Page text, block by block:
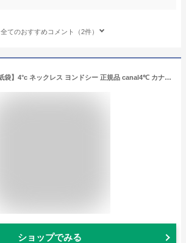
全てのおすすめコメント（2件）
【リボン済＆紙袋】4°c ネックレス ヨンドシー 正規品 canal4℃ カナル4℃ レディース しずくモチーフ ネックレス ペンダント 4ドシー ジュエリー アクセサリー キュービックジルコニア シルバー 祝い 喜ばれるギフト
ショップでみる